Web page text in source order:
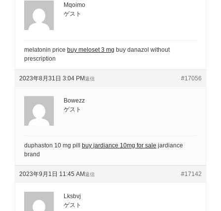
Mqoimo
ゲスト
melatonin price buy meloset 3 mg buy danazol without
prescription
2023年8月31日 3:04 PM #17056
返信
Bowezz
ゲスト
duphaston 10 mg pill buy jardiance 10mg for sale jardiance
brand
2023年9月1日 11:45 AM #17142
返信
Lksbvj
ゲスト